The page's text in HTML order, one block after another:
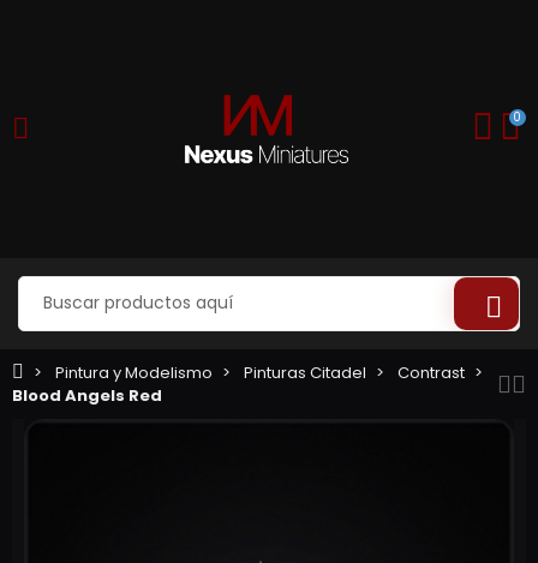
0
Pintura y Modelismo Pinturas Citadel
Contrast
Blood Angels Red